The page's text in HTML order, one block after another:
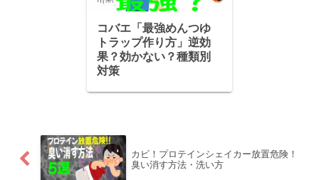
コバエ「最強めんつゆ
トラップ作り方」逆効
果？効かない？種類別
対策
カビ！プロテインシェイカー放置危険！
臭い消す方法・洗い方